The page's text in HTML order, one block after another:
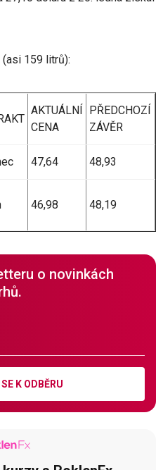
159 litrů):
AKTUÁLNÍ
CENA
PŘEDCHOZÍ
ZÁVĚR
47,64 48,93
46,98 48,19
o novinkách
K ODBĚRU